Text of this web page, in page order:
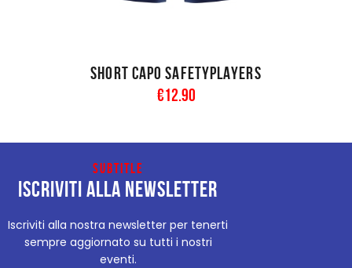
Short Capo SAFETYPLAYERS
€12.90
Subtitle
Iscriviti alla newsletter
Iscriviti alla nostra newsletter per tenerti
sempre aggiornato su tutti i nostri
eventi.